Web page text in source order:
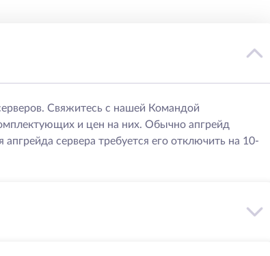
Свяжитесь с нашей Командой
и цен на них. Обычно апгрейд
сервера требуется его отключить на 10-